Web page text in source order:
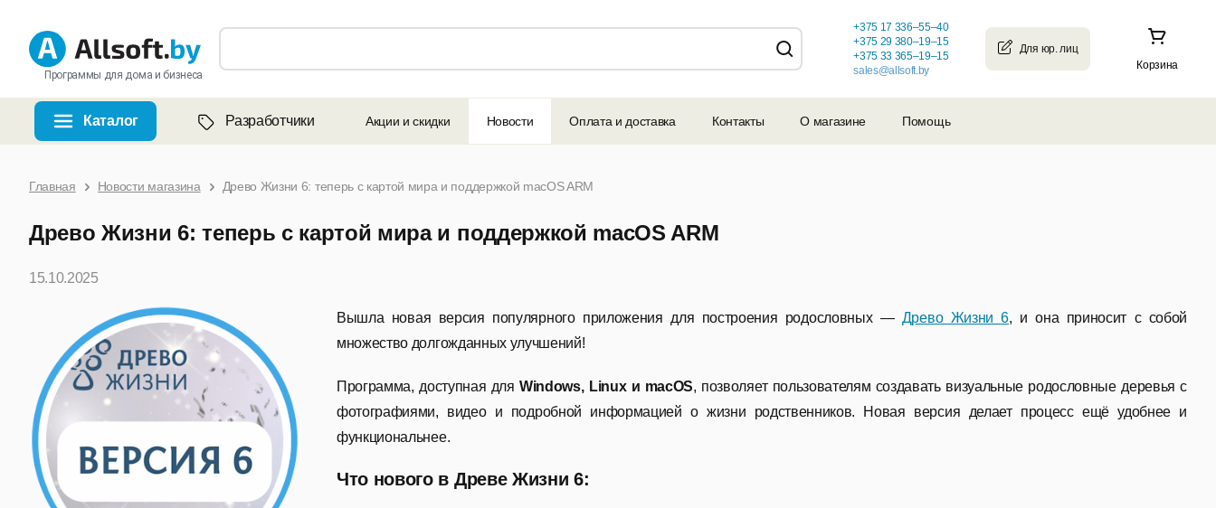
Программы для дома и бизнеса
Корзина
+375 17 336–55–40
+375 29 380–19–15
+375 33 365–19–15
sales@allsoft.by
Каталог Разработчики Акции и скидки Новости Оплата и доставка Контакты О магазине Помощь
Главная Новости магазина Древо Жизни 6: теперь с картой мира и поддержкой macOS ARM
Древо Жизни 6: теперь с картой мира и поддержкой macOS ARM
15.10.2025
Вышла новая версия популярного приложения для построения родословных — Древо Жизни 6, и она приносит с собой
множество долгожданных улучшений!
Программа, доступная дляWindows, Linux и macOS, позволяет пользователям создавать визуальные родословные деревья с
фотографиями, видео и подробной информацией о жизни родственников. Новая версия делает процесс ещё удобнее и
функциональнее.
Что нового в Древе Жизни 6: